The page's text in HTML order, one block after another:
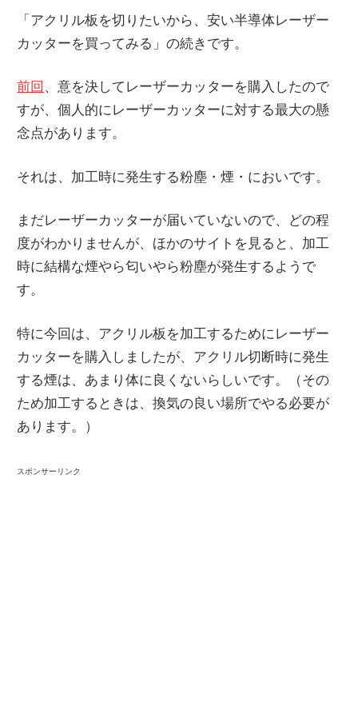
発
信
「アクリル板を切りたいから、安い半導体レーザー
カッターを買ってみる」の続きです。
前回 、意を決してレーザーカッターを購入したので
すが、個人的にレーザーカッターに対する最大の懸
念点があります。
それは、加工時に発生する粉塵・煙・においです。
まだレーザーカッターが届いていないので、どの程
度がわかりませんが、ほかのサイトを見ると、加工
時に結構な煙やら匂いやら粉塵が発生するようで
す。
特に今回は、アクリル板を加工するためにレーザー
カッターを購入しましたが、アクリル切断時に発生
する煙は、あまり体に良くないらしいです。（その
ため加工するときは、換気の良い場所でやる必要が
あります。）
スポンサーリンク